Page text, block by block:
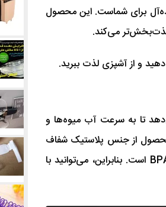
برای شماست. این محصول
لذت‌بخش‌تر می‌کند.
و از آشپزی لذت ببرید.
تا به سرعت آب میوه‌ها و
محصول از جنس پلاستیک شفاف
و باکیفیت ساخته شده و فاقد هرگونه مواد شیمیایی مضر مانند BPA است. بنابراین، می‌توانید با